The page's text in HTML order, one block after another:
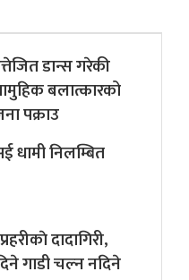
डान्स गरेकी
बलात्कारको
पक्राउ
धामी निलम्बित
दादागिरी,
गाडी चल्न नदिने